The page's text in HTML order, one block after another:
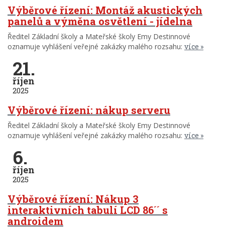
Výběrové řízení: Montáž akustických
panelů a výměna osvětlení - jídelna
Ředitel Základní školy a Mateřské školy Emy Destinnové
oznamuje vyhlášení veřejné zakázky malého rozsahu: více
21.
říjen
2025
Výběrové řízení: nákup serveru
Ředitel Základní školy a Mateřské školy Emy Destinnové
oznamuje vyhlášení veřejné zakázky malého rozsahu: více
6.
říjen
2025
Výběrové řízení: Nákup 3
interaktivních tabulí LCD 86´´ s
androidem